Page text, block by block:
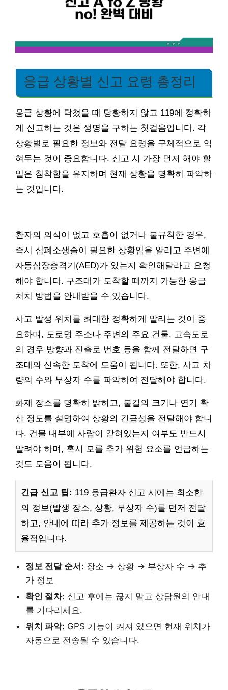
응급 상황별 신고 요령 총정리
응급 상황에 닥쳤을 때 당황하지 않고 119에 정확하
게 신고하는 것은 생명을 구하는 첫걸음입니다. 각
상황별로 필요한 정보와 전달 요령을 구체적으로 익
혀두는 것이 중요합니다. 신고 시 가장 먼저 해야 할
일은 침착함을 유지하며 현재 상황을 명확히 파악하
는 것입니다.
환자의 의식이 없고 호흡이 없거나 불규칙한 경우,
즉시 심폐소생술이 필요한 상황임을 알리고 주변에
자동심장충격기(AED)가 있는지 확인해달라고 요청
해야 합니다. 구조대가 도착할 때까지 가능한 응급
처치 방법을 안내받을 수 있습니다.
사고 발생 위치를 최대한 정확하게 알리는 것이 중
요하며, 도로명 주소나 주변의 주요 건물, 고속도로
의 경우 방향과 진출로 번호 등을 함께 전달하면 구
조대의 신속한 도착에 도움이 됩니다. 또한, 사고 차
량의 수와 부상자 수를 파악하여 전달해야 합니다.
화재 장소를 명확히 밝히고, 불길의 크기나 연기 확
산 정도를 설명하여 상황의 긴급성을 전달해야 합니
다. 건물 내부에 사람이 갇혀있는지 여부도 반드시
알려야 하며, 혹시 모를 추가 위험 요소를 언급하는
것도 도움이 됩니다.
긴급 신고 팁: 119 응급환자 신고 시에는 최소한
의 정보(발생 장소, 상황, 부상자 수)를 먼저 전달
하고, 안내에 따라 추가 정보를 제공하는 것이 효
율적입니다.
정보 전달 순서: 장소 → 상황 → 부상자 수 → 추
가 정보
확인 절차: 신고 후에는 끊지 말고 상담원의 안내
를 기다리세요.
위치 파악: GPS 기능이 켜져 있으면 현재 위치가
자동으로 전송될 수 있습니다.